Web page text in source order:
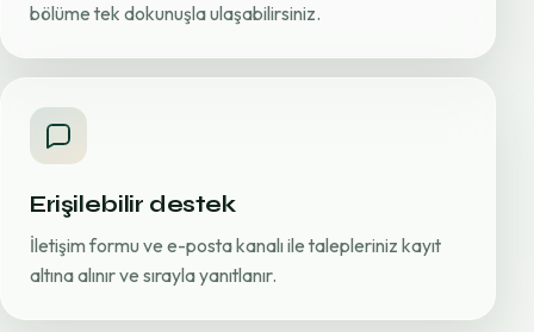
bölüme tek dokunuşla ulaşabilirsiniz.
Erişilebilir destek
İletişim formu ve e-posta kanalı ile talepleriniz kayıt
altına alınır ve sırayla yanıtlanır.